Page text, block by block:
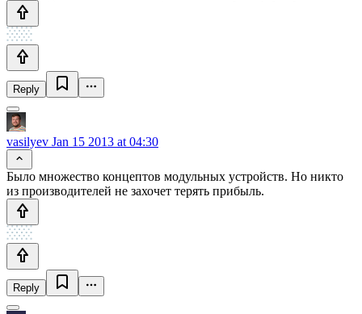
Reply
vasilyev Jan 15 2013 at 04:30
Было множество концептов модульных устройств. Но никто
из производителей не захочет терять прибыль.
Reply